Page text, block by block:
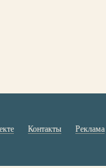
Контакты Реклама